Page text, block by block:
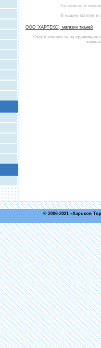
Гостиничный
В нашем мотеле в
ООО 'ХАРТЕКС', магазин тканей
Ответственность за
© 2006-2021 «Харьков